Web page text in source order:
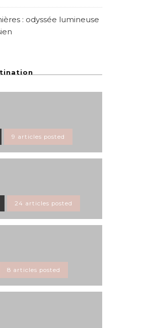
: odyssée lumineuse
9 articles posted
24 articles posted
8 articles posted